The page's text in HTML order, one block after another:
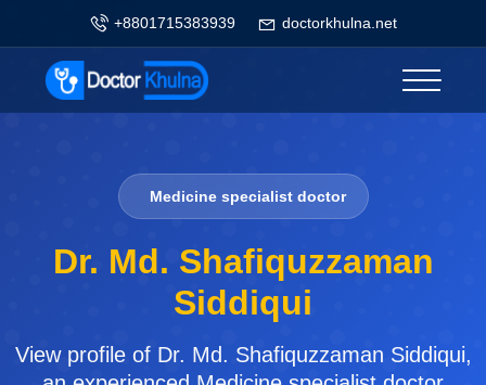
+8801715383939 doctorkhulna.net
Medicine specialist doctor
Dr. Md. Shafiquzzaman
Siddiqui
View profile of Dr. Md. Shafiquzzaman Siddiqui,